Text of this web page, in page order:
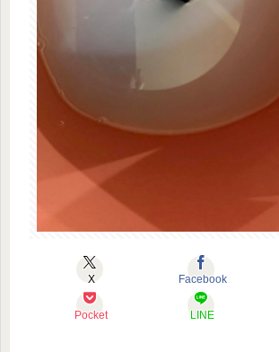
X Facebook
Pocket LINE